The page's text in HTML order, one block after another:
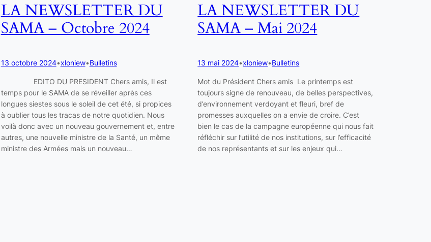
LA NEWSLETTER DU
SAMA – Octobre 2024
13 octobre 2024•xloniew•Bulletins
EDITO DU PRESIDENT Chers amis, Il est
temps pour le SAMA de se réveiller après ces
longues siestes sous le soleil de cet été, si propices
à oublier tous les tracas de notre quotidien. Nous
voilà donc avec un nouveau gouvernement et, entre
autres, une nouvelle ministre de la Santé, un même
ministre des Armées mais un nouveau…
LA NEWSLETTER DU
SAMA – Mai 2024
13 mai 2024•xloniew•Bulletins
Mot du Président Chers amis Le printemps est
toujours signe de renouveau, de belles perspectives,
d’environnement verdoyant et fleuri, bref de
promesses auxquelles on a envie de croire. C’est
bien le cas de la campagne européenne qui nous fait
réfléchir sur l’utilité de nos institutions, sur l’efficacité
de nos représentants et sur les enjeux qui…